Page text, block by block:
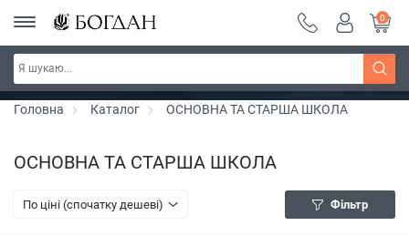
РОЗПРОДАЖ ~ 150 грн ~ 200 грн ~ 250 грн ~
300 грн ~ РОЗПРОДАЖ
Дізнатись більше
0
Головна Каталог ОСНОВНА ТА СТАРША ШКОЛА
ОСНОВНА ТА СТАРША ШКОЛА
По ціні (спочатку дешеві) Фільтр